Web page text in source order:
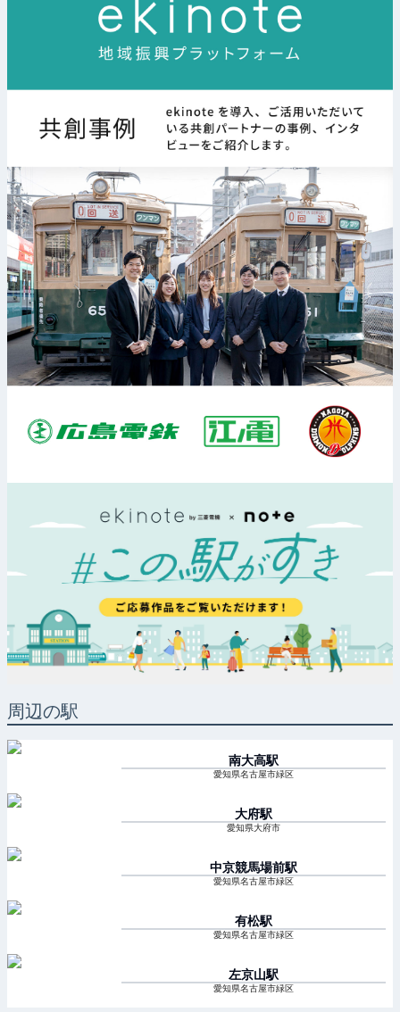
周辺の駅
南大高駅
愛知県名古屋市緑区
大府駅
愛知県大府市
中京競馬場前駅
愛知県名古屋市緑区
有松駅
愛知県名古屋市緑区
左京山駅
愛知県名古屋市緑区